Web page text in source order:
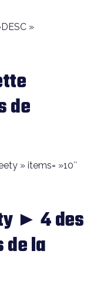
»
de
» items= »10″
► 4 des
de la